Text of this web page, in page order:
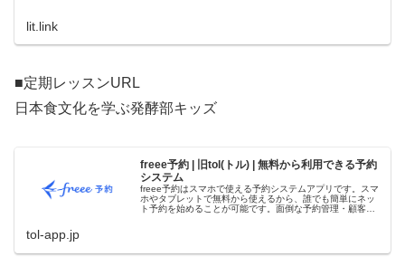
lit.link
■定期レッスンURL
日本食文化を学ぶ発酵部キッズ
freee予約 | 旧tol(トル) | 無料から利用できる予約
システム
freee予約はスマホで使える予約システムアプリです。スマ
ホやタブレットで無料から使えるから、誰でも簡単にネッ
ト予約を始めることが可能です。面倒な予約管理・顧客管
tol-app.jp